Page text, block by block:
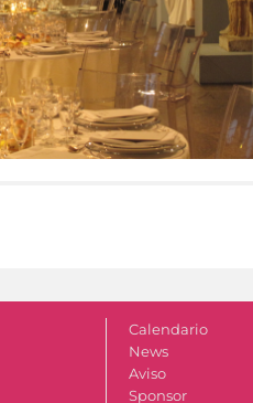
Calendario
News
Aviso
Sponsor